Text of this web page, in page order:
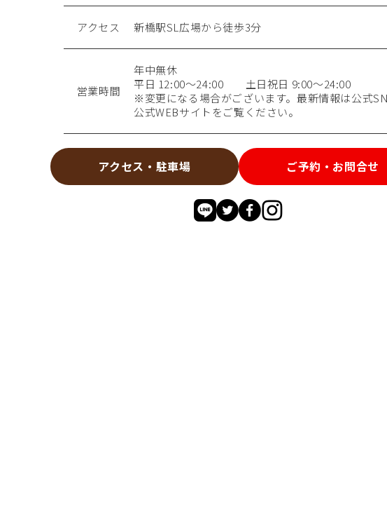
アクセス 新橋駅SL広場から徒歩3分
営業時間
年中無休
平日 12:00～24:00 土日祝日 9:00～24:00
※変更になる場合がございます。最新情報は公式
公式WEBサイトをご覧ください。
アクセス・駐車場 ご予約・お問合せ